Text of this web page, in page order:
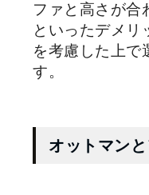
ファと高さが合
といったデメリ
を考慮した上で
す。
オットマン